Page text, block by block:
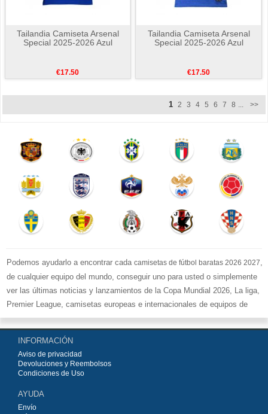
Tailandia Camiseta Arsenal
Special 2025-2026 Azul
€17.50
Tailandia Camiseta Arsenal
Special 2025-2026 Azul
€17.50
1 2 3 4 5 6 7 8 >>
Podemos ayudarlo a encontrar cada camisetas de fútbol baratas 2026 2027
de cualquier equipo del mundo, conseguir uno para usted o simplemente
ver las últimas noticias y lanzamientos de la Copa Mundial 2026, La liga,
Premier League, camisetas europeas e internacionales de equipos de
fútbol y kits.
Comprecamisetas de fútbol baratas replicasen la tienda deportiva
más grande de Europa. ¡Grandes ofertas en todas las camisetas del club
de fútbol, ​​kits europeos e internacionales, todo a los precios más bajos!
Compre nuestra gran selección de
INFORMACIÓN
Aviso de privacidad
Devoluciones y Reembolsos
Condiciones de Uso
AYUDA
Envío